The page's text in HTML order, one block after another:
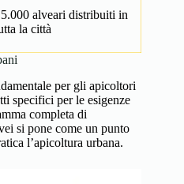
alveari distribuiti in
la città
per gli apicoltori
specifici per le esigenze
completa di
si pone come un punto
l’apicoltura urbana.